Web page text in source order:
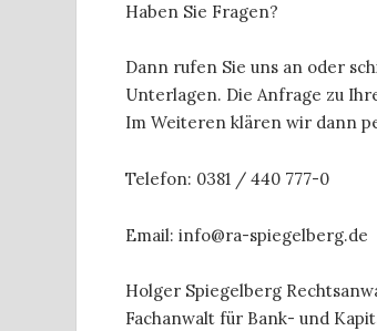
Haben Sie Fragen?
Dann rufen Sie uns an oder
Unterlagen. Die Anfrage zu
Im Weiteren klären wir dann
Telefon: 0381 / 440 777-0
Email: info@ra-spiegelberg.de
Holger Spiegelberg
Fachanwalt für Bank- und